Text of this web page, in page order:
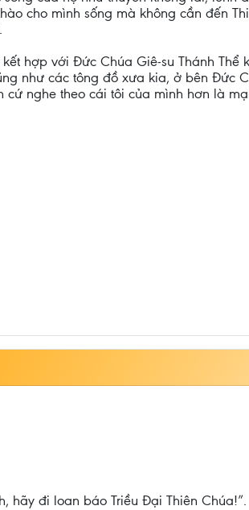
cho mình sống mà không cần đến
hợp với Đức Chúa Giê-su Thánh
như các tông đồ xưa kia, ở bên Đức
nghe theo cái tôi của mình hơn là
hãy đi loan báo Triều Đại Thiên Chúa!”.